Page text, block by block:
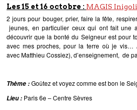
Les 15 et 16 octobre : MAGIS
2 jours pour bouger, prier, faire la fête,
jeunes, en particulier ceux qui ont fait une
découvrir que la bonté du Seigneur est pour
avec mes proches, pour la terre où je vis…
avec Matthieu Cossiez), d’enseignement, de
Thème :Goûtez et voyez comme est bon le
Lieu : Paris 6e – Centre Sèvres